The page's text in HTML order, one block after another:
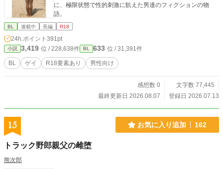
に、極限状態で性的刺激に飢えた男達のフィクションの物
語。
BL 連載中 長編 R18
24h.ポイント 391pt
小説 3,419 位 / 228,638件 BL 633 位 / 31,391件
BL ゲイ R18要素あり 男性向け
感想数 0
文字数 77,445
最終更新日 2026.08.07
登録日 2026.07.13
15 お気に入り追加 162
トラック野郎親父の雌堕
熊次郎